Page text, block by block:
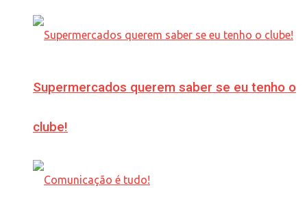
Supermercados querem saber se eu tenho o
clube!